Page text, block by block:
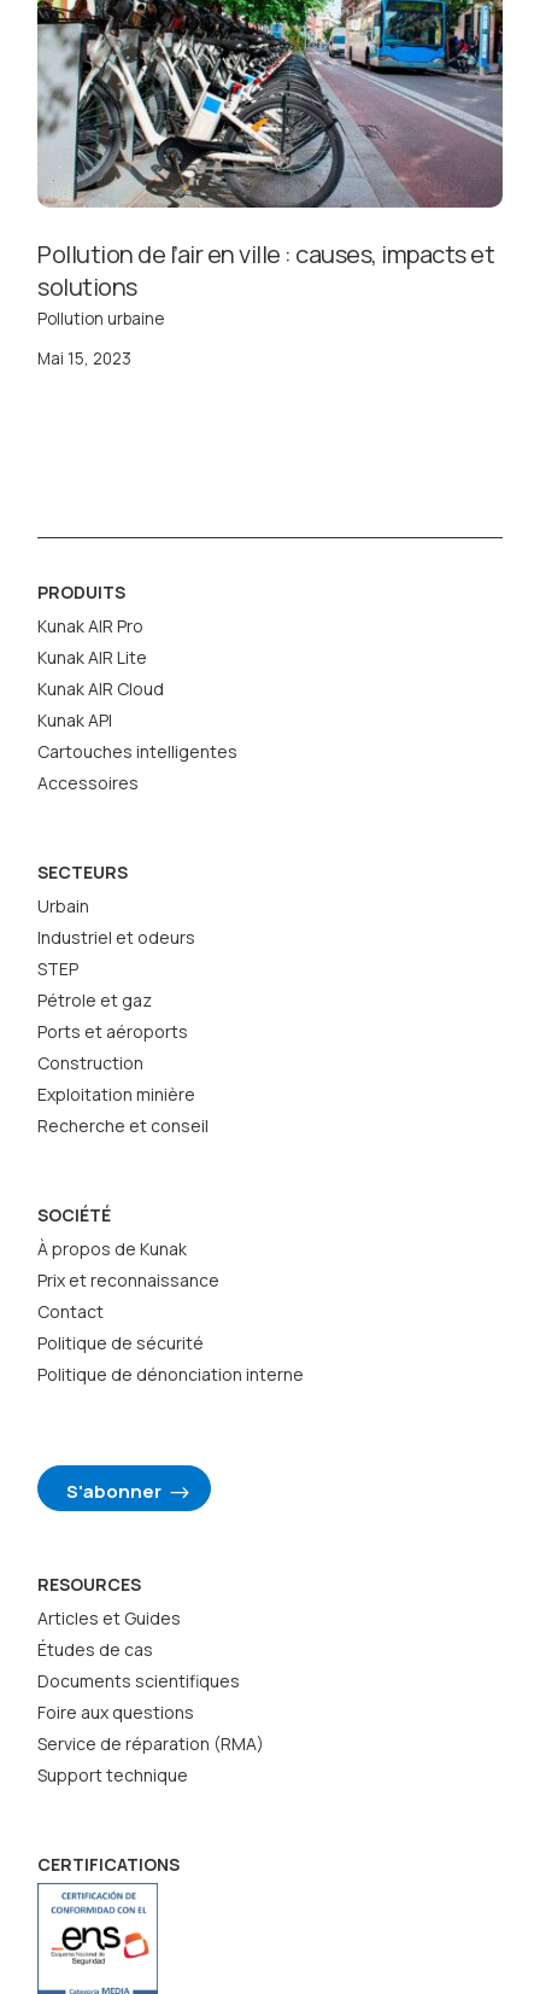
Pollution de l’air en ville : causes, impacts et
solutions
Pollution urbaine
Mai 15, 2023
PRODUITS
Kunak AIR Pro
Kunak AIR Lite
Kunak AIR Cloud
Kunak API
Cartouches intelligentes
Accessoires
SECTEURS
Urbain
Industriel et odeurs
STEP
Pétrole et gaz
Ports et aéroports
Construction
Exploitation minière
Recherche et conseil
SOCIÉTÉ
À propos de Kunak
Prix et reconnaissance
Contact
Politique de sécurité
Politique de dénonciation interne
S'abonner
RESOURCES
Articles et Guides
Études de cas
Documents scientifiques
Foire aux questions
Service de réparation (RMA)
Support technique
CERTIFICATIONS